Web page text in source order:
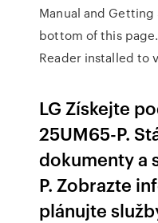
Manual and
bottom of this
Reader installed to
LG Získejte
25UM65-P.
dokumenty a
P. Zobrazte
plánujte